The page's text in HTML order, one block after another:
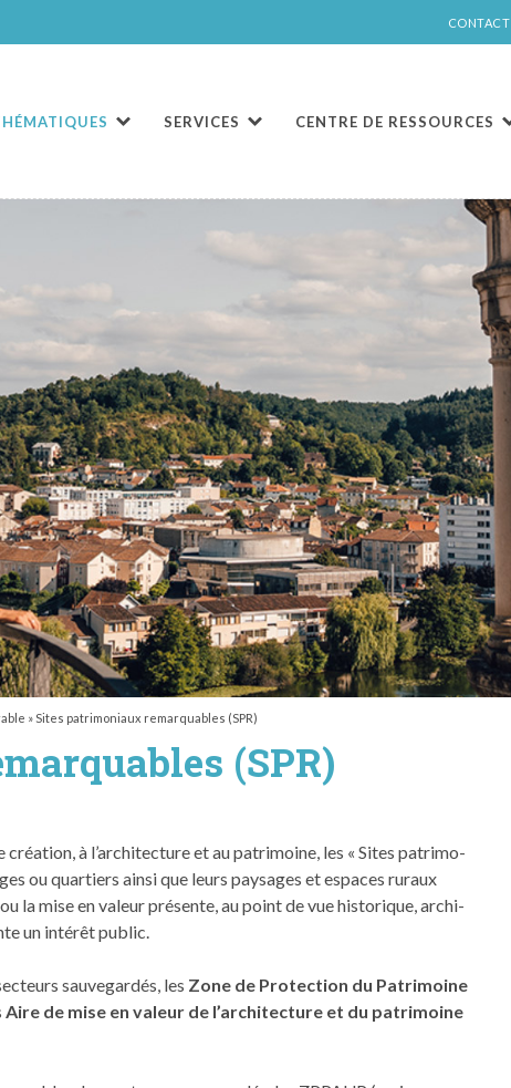
CONTACT
SERVICES CENTRE DE RESSOURCES
» Sites patrimoniaux remarquables (SPR)
(SPR)
à l’architecture et au patrimoine, les « Sites pat­ri­mo­
ou quartiers ain­si que leurs paysages et espaces ruraux
la mise en valeur présente, au point de vue his­torique, archi­
un intérêt public.
sauve­g­ardés, les Zone de Protection du Patrimoine
Aire de mise en valeur de l’architecture et du patrimoine